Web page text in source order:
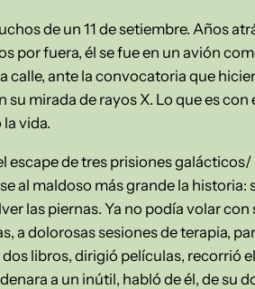
de un 11 de setiembre. Años
por fuera, él se fue en un avión
calle, ante la convocatoria que
mirada de rayos X. Lo que es con
vida.
de tres prisiones galácticos/
al maldoso más grande la historia:
las piernas. Ya no podía volar con
a dolorosas sesiones de terapia,
libros, dirigió películas, recorrió
a un inútil, habló de él, de su